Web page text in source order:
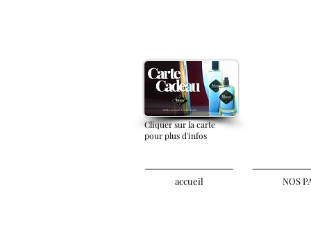
Cliquer sur la carte
pour plus d'infos
accueil NOS